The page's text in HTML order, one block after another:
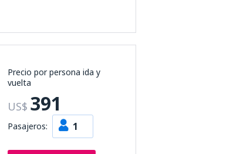
Precio por persona ida y
vuelta
US$ 391
Pasajeros: 1